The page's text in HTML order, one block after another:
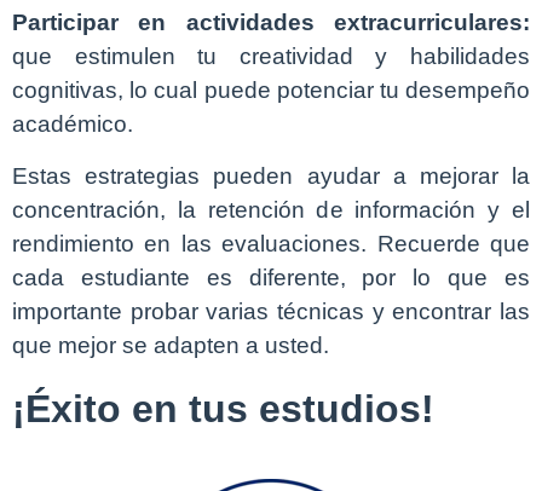
Participar en actividades extracurriculares:
que estimulen tu creatividad y habilidades
cognitivas, lo cual puede potenciar tu desempeño
académico.
Estas estrategias pueden ayudar a mejorar la
concentración, la retención de información y el
rendimiento en las evaluaciones. Recuerde que
cada estudiante es diferente, por lo que es
importante probar varias técnicas y encontrar las
que mejor se adapten a usted.
¡Éxito en tus estudios!